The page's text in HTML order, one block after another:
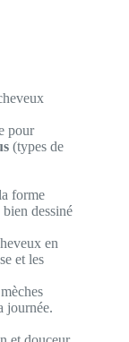
pour
(types de
forme
dessiné
en
et les
journée.